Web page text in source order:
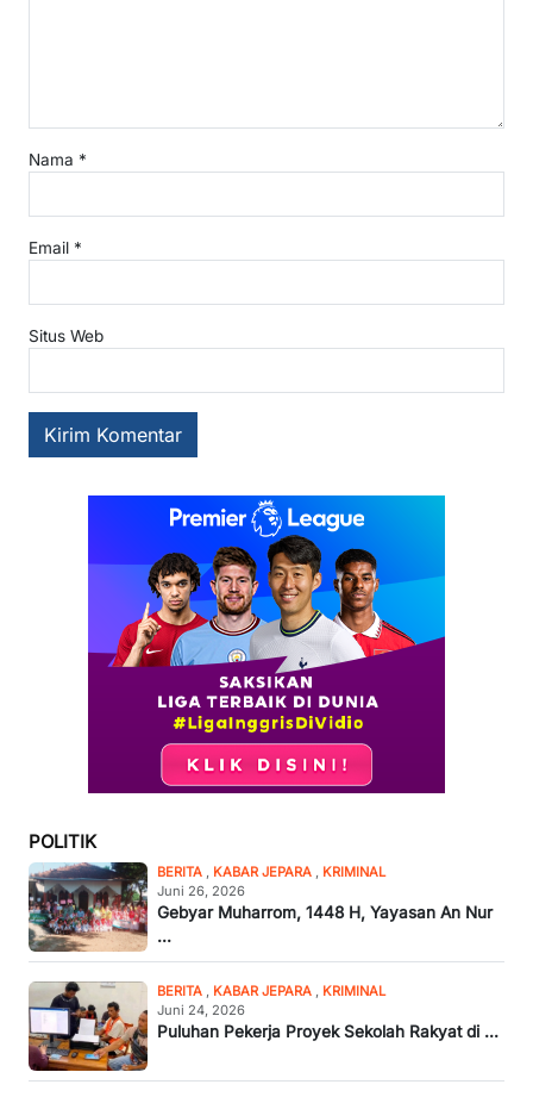
Nama *
Email *
Situs Web
POLITIK
BERITA KABAR JEPARA
KRIMINAL
Juni 26, 2026
Gebyar Muharrom, 1448 H, Yayasan An Nur
...
BERITA KABAR JEPARA
KRIMINAL
Juni 24, 2026
Puluhan Pekerja Proyek Sekolah Rakyat di ...